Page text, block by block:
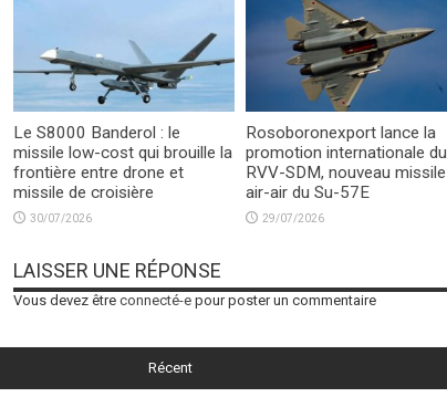
Le S8000 Banderol : le
missile low-cost qui brouille la
frontière entre drone et
missile de croisière
30/07/2026
Rosoboronexport lance la
promotion internationale du
RVV-SDM, nouveau missile
air-air du Su-57E
29/07/2026
LAISSER UNE RÉPONSE
Vous devez être connecté-epour poster un commentaire
Récent